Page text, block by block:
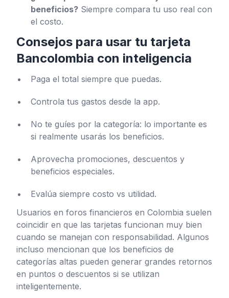
beneficios? Siempre compara tu uso real con
el costo.
Consejos para usar tu tarjeta
Bancolombia con inteligencia
Paga el total siempre que puedas.
Controla tus gastos desde la app.
No te guíes por la categoría: lo importante es
si realmente usarás los beneficios.
Aprovecha promociones, descuentos y
beneficios especiales.
Evalúa siempre costo vs utilidad.
Usuarios en foros financieros en Colombia suelen
coincidir en que las tarjetas funcionan muy bien
cuando se manejan con responsabilidad. Algunos
incluso mencionan que los beneficios de
categorías altas pueden generar grandes retornos
en puntos o descuentos si se utilizan
inteligentemente.